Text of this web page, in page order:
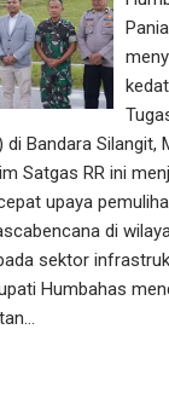
Bandara Silangit,
Satgas RR ini
upaya
di
sektor
Humbahas